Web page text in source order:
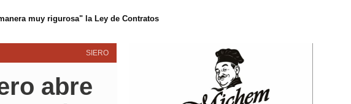
muy rigurosa" la Ley de Contratos
SIERO
abre